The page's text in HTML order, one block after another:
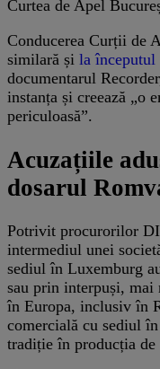
Curtea de Apel
Conducerea Curții de
similară și la începutul
documentarul
instanța și creează „o
periculoasă”.
Acuzațiile
dosarul
Potrivit procurorilor
intermediul unei
sediul în Luxemburg
sau prin interpuși, mai
în Europa, inclusiv în
comercială cu sediul
tradiție în producția